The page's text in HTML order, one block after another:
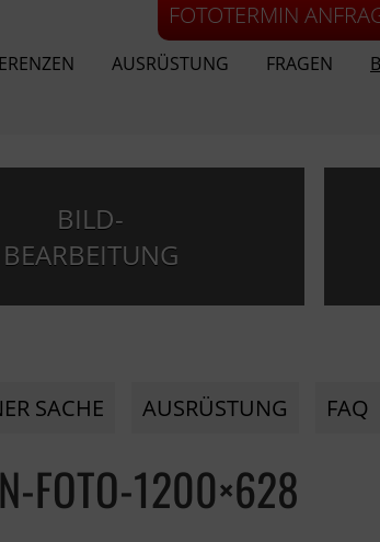
FOTOTERMIN
AUSRÜSTUNG FRAGEN
BILD-
BEARBEITUNG
SACHE AUSRÜSTUNG FAQ
FOTO-1200×628